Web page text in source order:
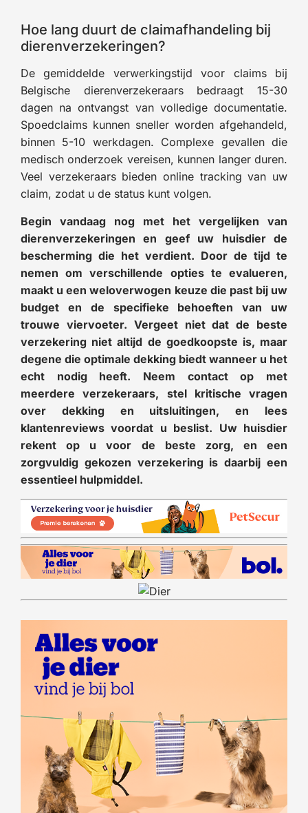
Hoe lang duurt de claimafhandeling bij
dierenverzekeringen?
De gemiddelde verwerkingstijd voor claims bij
Belgische dierenverzekeraars bedraagt 15-30
dagen na ontvangst van volledige documentatie.
Spoedclaims kunnen sneller worden afgehandeld,
binnen 5-10 werkdagen. Complexe gevallen die
medisch onderzoek vereisen, kunnen langer duren.
Veel verzekeraars bieden online tracking van uw
claim, zodat u de status kunt volgen.
Begin vandaag nog met het vergelijken van
dierenverzekeringen en geef uw huisdier de
bescherming die het verdient. Door de tijd te
nemen om verschillende opties te evalueren,
maakt u een weloverwogen keuze die past bij uw
budget en de specifieke behoeften van uw
trouwe viervoeter. Vergeet niet dat de beste
verzekering niet altijd de goedkoopste is, maar
degene die optimale dekking biedt wanneer u het
echt nodig heeft. Neem contact op met
meerdere verzekeraars, stel kritische vragen
over dekking en uitsluitingen, en lees
klantenreviews voordat u beslist. Uw huisdier
rekent op u voor de beste zorg, en een
zorgvuldig gekozen verzekering is daarbij een
essentieel hulpmiddel.